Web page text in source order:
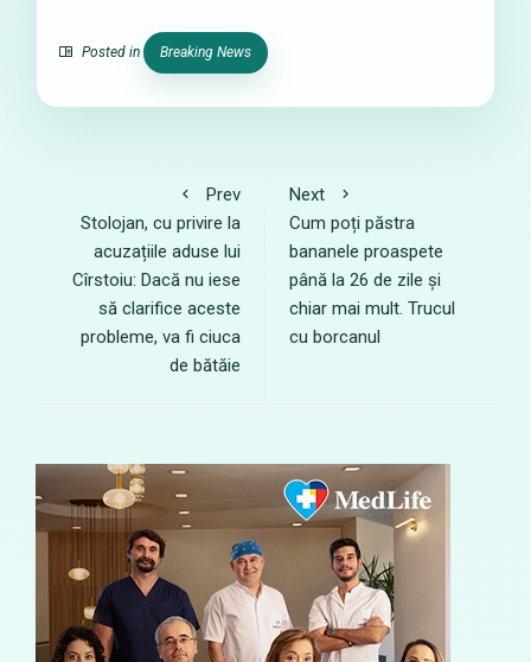
Posted in Breaking News
Prev
Stolojan, cu privire la
acuzațiile aduse lui
Cîrstoiu: Dacă nu iese
să clarifice aceste
probleme, va fi ciuca
de bătăie
Next
Cum poți păstra
bananele proaspete
până la 26 de zile și
chiar mai mult. Trucul
cu borcanul